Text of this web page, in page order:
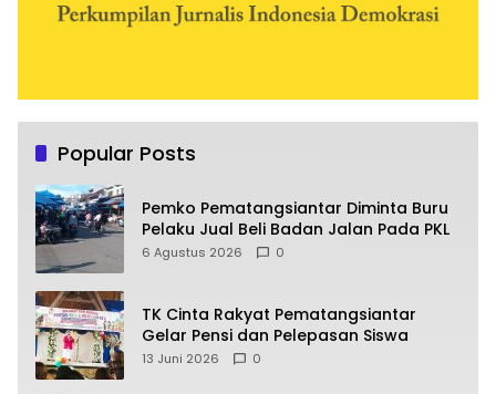
Popular Posts
Pemko Pematangsiantar Diminta Buru
Pelaku Jual Beli Badan Jalan Pada PKL
6 Agustus 2026 0
TK Cinta Rakyat Pematangsiantar
Gelar Pensi dan Pelepasan Siswa
13 Juni 2026 0